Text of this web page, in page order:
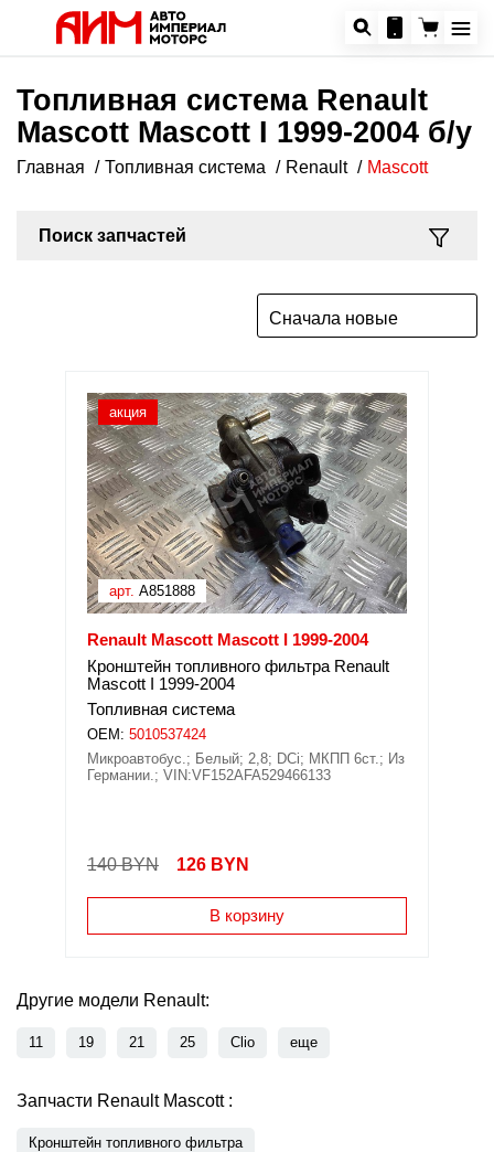
Топливная система Renault
Mascott Mascott I 1999-2004 б/у
Главная Топливная система Renault Mascott
Поиск запчастей
Сначала новые
акция
арт. A851888
Renault Mascott Mascott I 1999-2004
Кронштейн топливного фильтра Renault
Mascott I 1999-2004
Топливная система
OEM: 5010537424
Микроавтобус.; Белый; 2,8; DCi; МКПП 6ст.; Из
Германии.; VIN:VF152AFA529466133
140 BYN 126 BYN
В корзину
Другие модели Renault:
11 19 21 25 Clio еще
Запчасти Renault Mascott :
Кронштейн топливного фильтра